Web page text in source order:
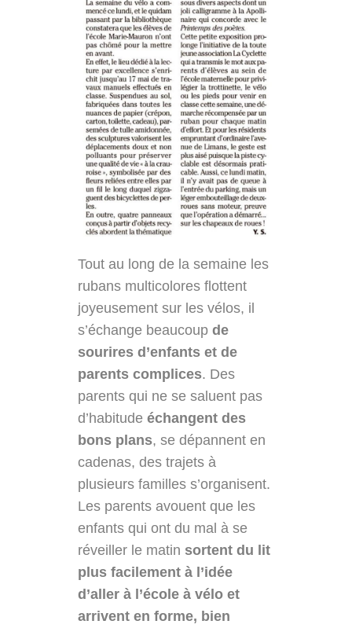
Tout au long de la semaine les
rubans multicolores flottent
joyeusement sur les vélos, il
s’échange beaucoup de
sourires d’enfants et de
parents complices. Des
parents qui ne se saluent pas
d’habitude échangent des
bons plans, se dépannent en
cadenas, des trajets à
plusieurs familles s’organisent.
Les parents avouent que les
enfants qui ont du mal à se
réveiller le matin sortent du lit
plus facilement à l’idée
d’aller à l’école à vélo et
arrivent en forme, bien